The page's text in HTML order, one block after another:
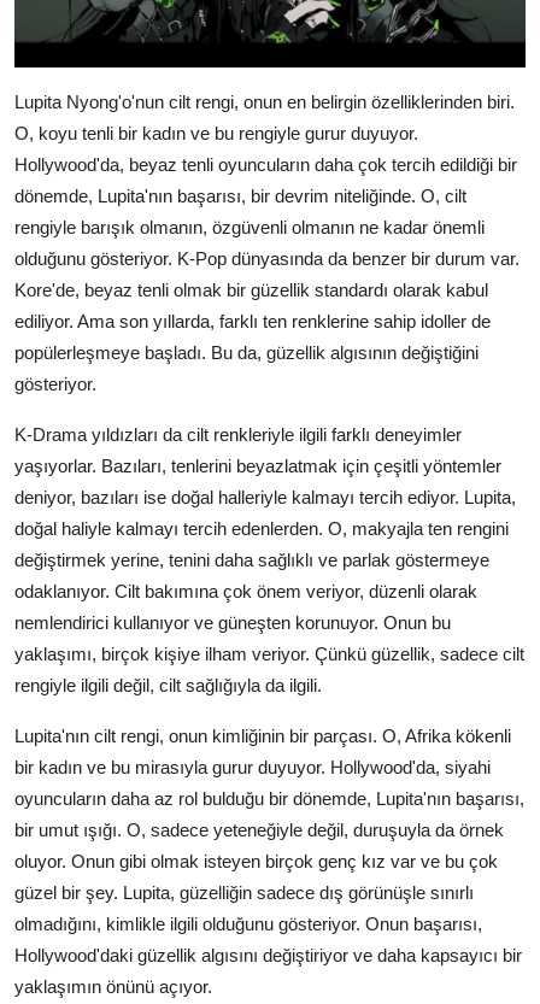
Lupita Nyong'o'nun cilt rengi, onun en belirgin özelliklerinden biri.
O, koyu tenli bir kadın ve bu rengiyle gurur duyuyor.
Hollywood'da, beyaz tenli oyuncuların daha çok tercih edildiği bir
dönemde, Lupita'nın başarısı, bir devrim niteliğinde. O, cilt
rengiyle barışık olmanın, özgüvenli olmanın ne kadar önemli
olduğunu gösteriyor. K-Pop dünyasında da benzer bir durum var.
Kore'de, beyaz tenli olmak bir güzellik standardı olarak kabul
ediliyor. Ama son yıllarda, farklı ten renklerine sahip idoller de
popülerleşmeye başladı. Bu da, güzellik algısının değiştiğini
gösteriyor.
K-Drama yıldızları da cilt renkleriyle ilgili farklı deneyimler
yaşıyorlar. Bazıları, tenlerini beyazlatmak için çeşitli yöntemler
deniyor, bazıları ise doğal halleriyle kalmayı tercih ediyor. Lupita,
doğal haliyle kalmayı tercih edenlerden. O, makyajla ten rengini
değiştirmek yerine, tenini daha sağlıklı ve parlak göstermeye
odaklanıyor. Cilt bakımına çok önem veriyor, düzenli olarak
nemlendirici kullanıyor ve güneşten korunuyor. Onun bu
yaklaşımı, birçok kişiye ilham veriyor. Çünkü güzellik, sadece cilt
rengiyle ilgili değil, cilt sağlığıyla da ilgili.
Lupita'nın cilt rengi, onun kimliğinin bir parçası. O, Afrika kökenli
bir kadın ve bu mirasıyla gurur duyuyor. Hollywood'da, siyahi
oyuncuların daha az rol bulduğu bir dönemde, Lupita'nın başarısı,
bir umut ışığı. O, sadece yeteneğiyle değil, duruşuyla da örnek
oluyor. Onun gibi olmak isteyen birçok genç kız var ve bu çok
güzel bir şey. Lupita, güzelliğin sadece dış görünüşle sınırlı
olmadığını, kimlikle ilgili olduğunu gösteriyor. Onun başarısı,
Hollywood'daki güzellik algısını değiştiriyor ve daha kapsayıcı bir
yaklaşımın önünü açıyor.